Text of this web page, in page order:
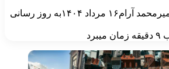
آرام ۱۶ مرداد ۱۴۰۴
به روز رسانی